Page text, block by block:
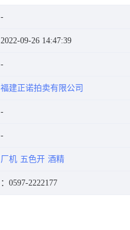
2022-09-26 14:47:39
福建正诺拍卖有限公司
厂机 五色开 酒精
：0597-2222177